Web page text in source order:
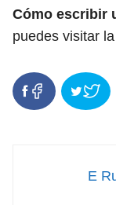
Cómo escribir
puedes visitar
E